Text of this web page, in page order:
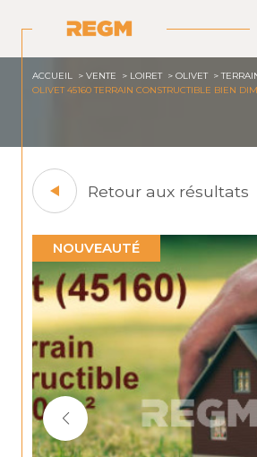
ACCUEIL VENTE LOIRET OLIVET
OLIVET 45160 TERRAIN CONSTRUCTIBLE BIEN
Retour aux résultats
NOUVEAUTÉ